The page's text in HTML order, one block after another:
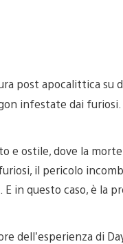
post apocalittica
infestate dai furiosi.
e ostile, dove la
il pericolo
in questo caso, è la
dell’esperienza di